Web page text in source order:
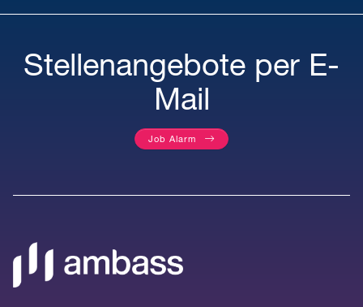
Stellenangebote per E-
Mail
Job Alarm